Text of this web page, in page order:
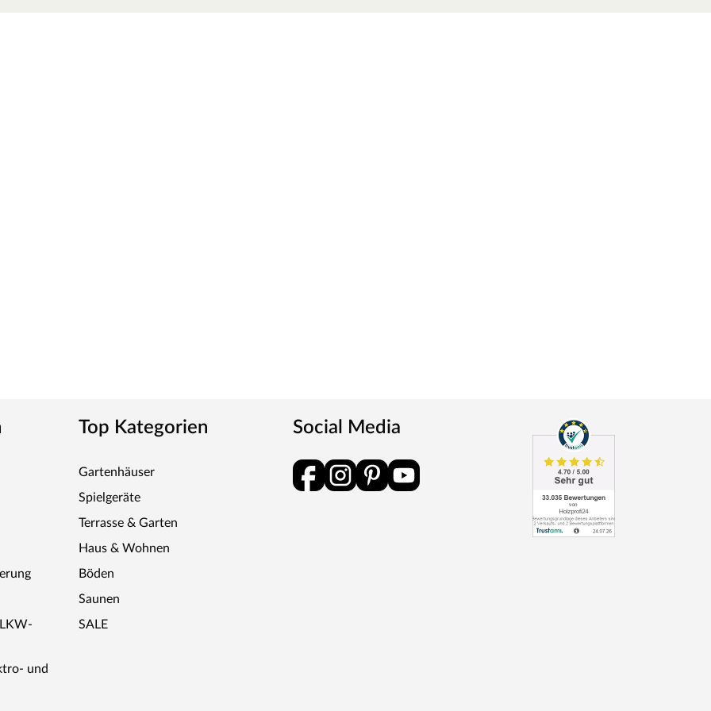
- Woodtex bildet die Schnittstelle zwischen
Innovation konzipiert für dauerhafte
Gartenmöbeln und -deko, bis hin
Bedürfnisse für das ideale Gartenerlebnis.
und
Top Kategorien
Gartenhäuser
Spielgeräte
Terrasse & Garten
Haus & Wohnen
Böden
Saunen
SALE
Social Media